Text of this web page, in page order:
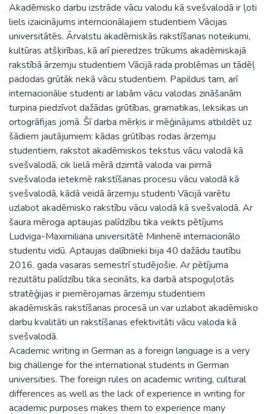
Akadēmisko darbu izstrāde vācu valodu kā svešvalodā ir ļoti
liels izaicinājums interncionālajiem studentiem Vācijas
universitātēs. Ārvalstu akadēmiskās rakstīšanas noteikumi,
kultūras atšķirības, kā arī pieredzes trūkums akadēmiskajā
rakstībā ārzemju studentiem Vācijā rada problēmas un tādēļ
padodas grūtāk nekā vācu studentiem. Papildus tam, arī
internacionālie studenti ar labām vācu valodas zināšanām
turpina piedzīvot dažādas grūtības, gramatikas, leksikas un
ortogrāfijas jomā. Šī darba mērķis ir mēģinājums atbildēt uz
šādiem jautājumiem: kādas grūtības rodas ārzemju
studentiem, rakstot akadēmiskos tekstus vācu valodā kā
svešvalodā, cik lielā mērā dzimtā valoda vai pirmā
svešvaloda ietekmē rakstīšanas procesu vācu valodā kā
svešvalodā, kādā veidā ārzemju studenti Vācijā varētu
uzlabot akadēmisko rakstību vācu valodā kā svešvalodā. Ar
šaura mēroga aptaujas palīdzību tika veikts pētījums
Ludviga-Maximiliana universitātē Minhenē internacionālo
studentu vidū. Aptaujas dalībnieki bija 40 dažādu tautību
2016. gada vasaras semestrī studējošie. Ar pētījuma
rezultātu palīdzību tika secināts, ka darbā atspoguļotās
stratēģijas ir piemērojamas ārzemju studentiem
akadēmiskās rakstīšanas procesā un var uzlabot akadēmisko
darbu kvalitāti un rakstīšanas efektivitāti vācu valoda kā
svešvalodā.
Academic writing in German as a foreign language is a very
big challenge for the international students in German
universities. The foreign rules on academic writing, cultural
differences as well as the lack of experience in writing for
academic purposes makes them to experience many